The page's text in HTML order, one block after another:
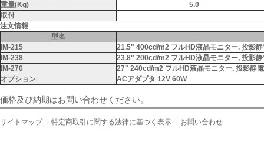
重量(Kg)
5.0
取付
注文情報
型名
IM-215
21.5" 400cd/m2 フルHD液晶モニター, 投影
IM-238
23.8" 200cd/m2 フルHD液晶モニター, 投影
IM-270
27" 240cd/m2 フルHD液晶モニター, 投影静
オプション
ACアダプタ 12V 60W
価格及び納期はお問い合わせください。
サイトマップ 特定商取引に関する法律に基づく表示 お問い合わせ